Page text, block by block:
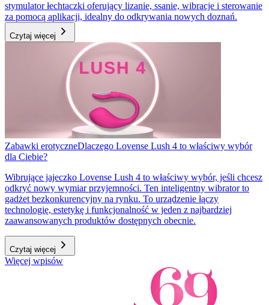
stymulator łechtaczki oferujący lizanie, ssanie, wibracje i sterowanie
za pomocą aplikacji, idealny do odkrywania nowych doznań.
Czytaj więcej
Zabawki erotyczneDlaczego Lovense Lush 4 to właściwy wybór
dla Ciebie?
Wibrujące jajeczko Lovense Lush 4 to właściwy wybór, jeśli chcesz
odkryć nowy wymiar przyjemności. Ten inteligentny wibrator to
gadżet bezkonkurencyjny na rynku. To urządzenie łączy
technologię, estetykę i funkcjonalność w jeden z najbardziej
zaawansowanych produktów dostępnych obecnie.
Czytaj więcej
Więcej wpisów